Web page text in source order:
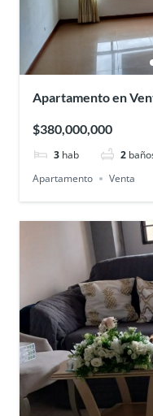
Apartamento en
$380,000,000
3 hab 2
Apartamento
Venta